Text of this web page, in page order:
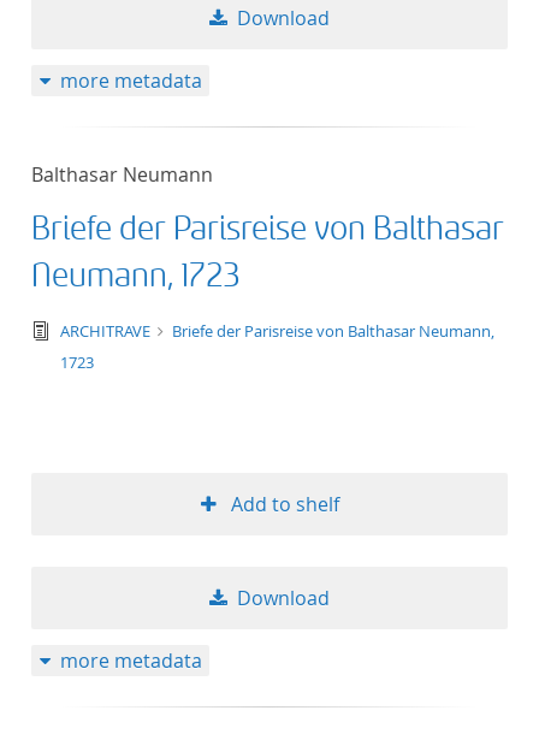
Download
more metadata
Balthasar Neumann
Briefe der Parisreise von Balthasar
Neumann, 1723
text/tg.edition+tg.aggregation+xml
ARCHITRAVE
Briefe der Parisreise von Balthasar Neumann,
1723
Add to shelf
Download
more metadata